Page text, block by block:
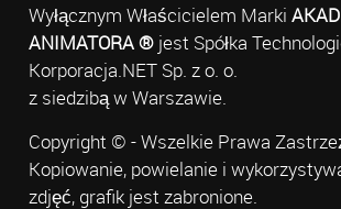
Wyłącznym Właścicielem Marki
ANIMATORA ®jest Spółka
Korporacja.NET Sp. z o. o.
z siedzibą w Warszawie.
Copyright © - Wszelkie Prawa
Kopiowanie, powielanie i
zdjęć, grafik jest zabronione.